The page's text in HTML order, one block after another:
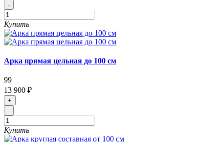
-
Купить
Арка прямая цельная до 100 см
99
13 900 ₽
+
-
Купить